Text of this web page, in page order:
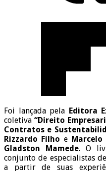
Foi lançada pela Editora
coletiva “Direito
Contratos e
Rizzardo Filho e
Gladston Mamede. O
conjunto de especialistas
a partir de suas